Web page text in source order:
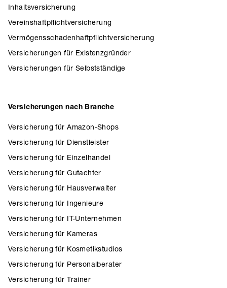
Inhaltsversicherung
Vereinshaftpflichtversicherung
Vermögensschadenhaftpflichtversicherung
Versicherungen für Existenzgründer
Versicherungen für Selbstständige
Versicherungen nach Branche
Versicherung für Amazon-Shops
Versicherung für Dienstleister
Versicherung für Einzelhandel
Versicherung für Gutachter
Versicherung für Hausverwalter
Versicherung für Ingenieure
Versicherung für IT-Unternehmen
Versicherung für Kameras
Versicherung für Kosmetikstudios
Versicherung für Personalberater
Versicherung für Trainer